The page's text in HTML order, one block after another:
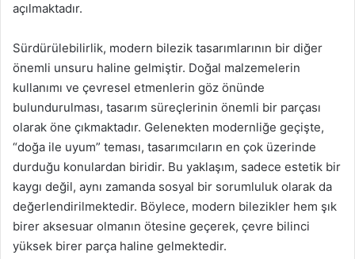
açılmaktadır.
Sürdürülebilirlik, modern bilezik tasarımlarının bir diğer
önemli unsuru haline gelmiştir. Doğal malzemelerin
kullanımı ve çevresel etmenlerin göz önünde
bulundurulması, tasarım süreçlerinin önemli bir parçası
olarak öne çıkmaktadır. Gelenekten modernliğe geçişte,
“doğa ile uyum” teması, tasarımcıların en çok üzerinde
durduğu konulardan biridir. Bu yaklaşım, sadece estetik bir
kaygı değil, aynı zamanda sosyal bir sorumluluk olarak da
değerlendirilmektedir. Böylece, modern bilezikler hem şık
birer aksesuar olmanın ötesine geçerek, çevre bilinci
yüksek birer parça haline gelmektedir.